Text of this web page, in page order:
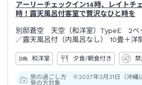
アーリーチェックイン14時、レイトチ
時！露天風呂付客室で贅沢なひと時を
別邸蒼空 天空（和洋室）TypeE 2ベ
／露天風呂付（内風呂なし） 10畳＋洋
和洋室 夕食/朝食付き
旅の過ごし方 ※2027年3月31日（沖縄
発の方対象